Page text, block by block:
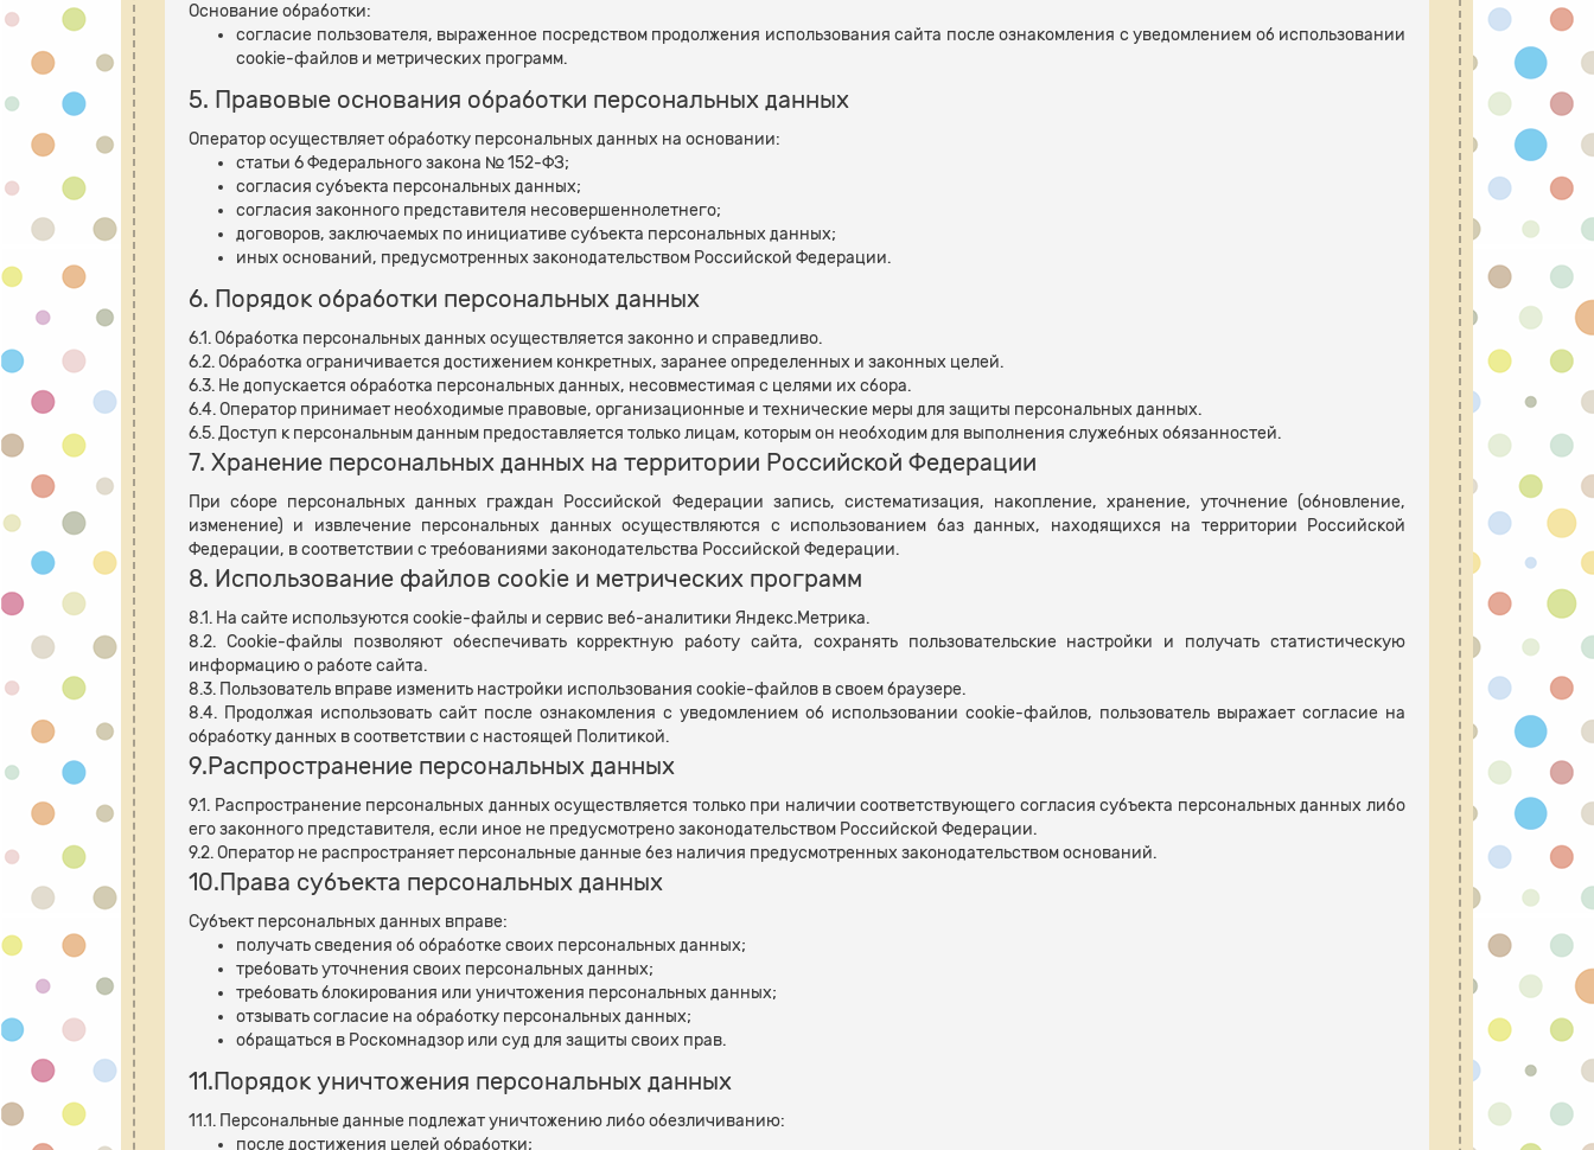
Основание обработки:
согласие пользователя, выраженное посредством продолжения использования сайта после ознакомления с уведомлением об использовании
cookie-файлов и метрических программ.
5. Правовые основания обработки персональных данных
Оператор осуществляет обработку персональных данных на основании:
статьи 6 Федерального закона № 152-ФЗ;
согласия субъекта персональных данных;
согласия законного представителя несовершеннолетнего;
договоров, заключаемых по инициативе субъекта персональных данных;
иных оснований, предусмотренных законодательством Российской Федерации.
6. Порядок обработки персональных данных
6.1. Обработка персональных данных осуществляется законно и справедливо.
6.2. Обработка ограничивается достижением конкретных, заранее определенных и законных целей.
6.3. Не допускается обработка персональных данных, несовместимая с целями их сбора.
6.4. Оператор принимает необходимые правовые, организационные и технические меры для защиты персональных данных.
6.5. Доступ к персональным данным предоставляется только лицам, которым он необходим для выполнения служебных обязанностей.
7. Хранение персональных данных на территории Российской Федерации
При сборе персональных данных граждан Российской Федерации запись, систематизация, накопление, хранение, уточнение (обновление,
изменение) и извлечение персональных данных осуществляются с использованием баз данных, находящихся на территории Российской
Федерации, в соответствии с требованиями законодательства Российской Федерации.
8. Использование файлов cookie и метрических программ
8.1. На сайте используются cookie-файлы и сервис веб-аналитики Яндекс.Метрика.
8.2. Cookie-файлы позволяют обеспечивать корректную работу сайта, сохранять пользовательские настройки и получать статистическую
информацию о работе сайта.
8.3. Пользователь вправе изменить настройки использования cookie-файлов в своем браузере.
8.4. Продолжая использовать сайт после ознакомления с уведомлением об использовании cookie-файлов, пользователь выражает согласие на
обработку данных в соответствии с настоящей Политикой.
9.Распространение персональных данных
9.1. Распространение персональных данных осуществляется только при наличии соответствующего согласия субъекта персональных данных либо
его законного представителя, если иное не предусмотрено законодательством Российской Федерации.
9.2. Оператор не распространяет персональные данные без наличия предусмотренных законодательством оснований.
10.Права субъекта персональных данных
Субъект персональных данных вправе:
получать сведения об обработке своих персональных данных;
требовать уточнения своих персональных данных;
требовать блокирования или уничтожения персональных данных;
отзывать согласие на обработку персональных данных;
обращаться в Роскомнадзор или суд для защиты своих прав.
11.Порядок уничтожения персональных данных
11.1. Персональные данные подлежат уничтожению либо обезличиванию:
после достижения целей обработки;